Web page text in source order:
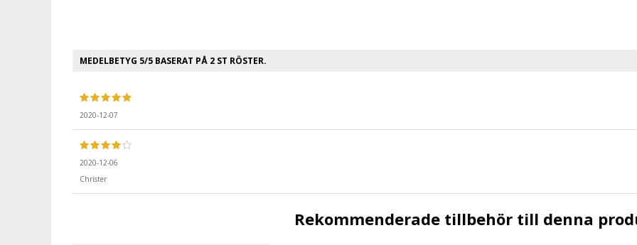
MEDELBETYG 5/5 BASERAT PÅ 2 ST RÖSTER.
2020-12-07
2020-12-06
Christer
Rekommenderade tillbehör till denna